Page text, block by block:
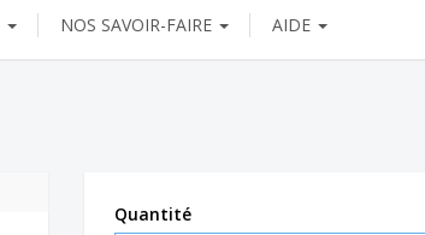
NOS SAVOIR-FAIRE AIDE
Quantité